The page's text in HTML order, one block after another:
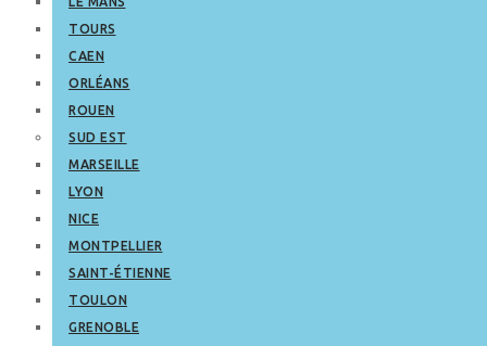
TOURS
CAEN
ORLÉANS
ROUEN
SUD EST
MARSEILLE
LYON
NICE
MONTPELLIER
SAINT-ÉTIENNE
TOULON
GRENOBLE